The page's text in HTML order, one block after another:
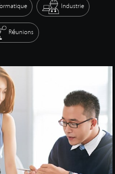
Industrie
Réunions